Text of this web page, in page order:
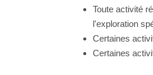
Toute activité
l'exploration
Certaines
Certaines